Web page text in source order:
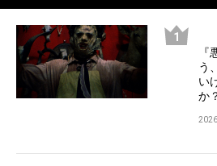
う
い
か